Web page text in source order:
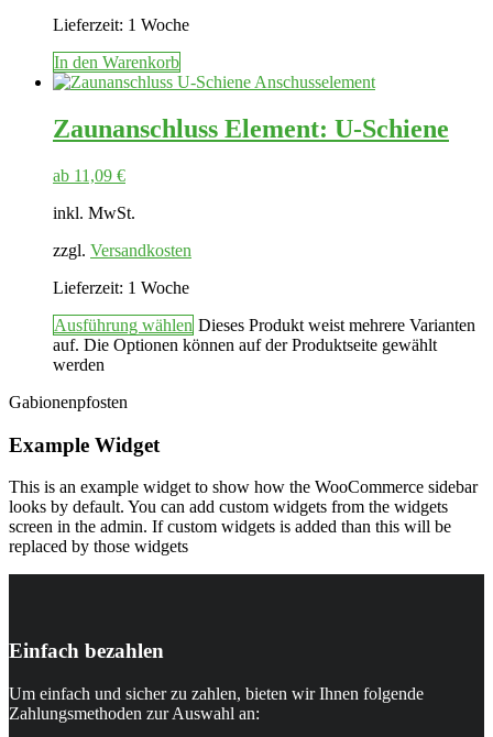
Lieferzeit: 1 Woche
In den Warenkorb
Zaunanschluss Element: U-Schiene
ab 11,09 €
inkl. MwSt.
zzgl. Versandkosten
Lieferzeit: 1 Woche
Ausführung wählen Dieses Produkt weist mehrere Varianten
auf. Die Optionen können auf der Produktseite gewählt
werden
Gabionenpfosten
Example Widget
This is an example widget to show how the WooCommerce sidebar
looks by default. You can add custom widgets from the widgets
screen in the admin. If custom widgets is added than this will be
replaced by those widgets
Einfach bezahlen
Um einfach und sicher zu zahlen, bieten wir Ihnen folgende
Zahlungsmethoden zur Auswahl an: